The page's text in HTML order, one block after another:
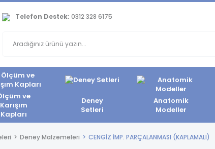
Telefon Destek: 0312 328 6175
ve
Karışım
Kapları
Deney
Setleri
Anatomik
Modeller
Deney Malzemeleri CENGİZ İMP. PARÇALANMASI (KAPLAMALI)